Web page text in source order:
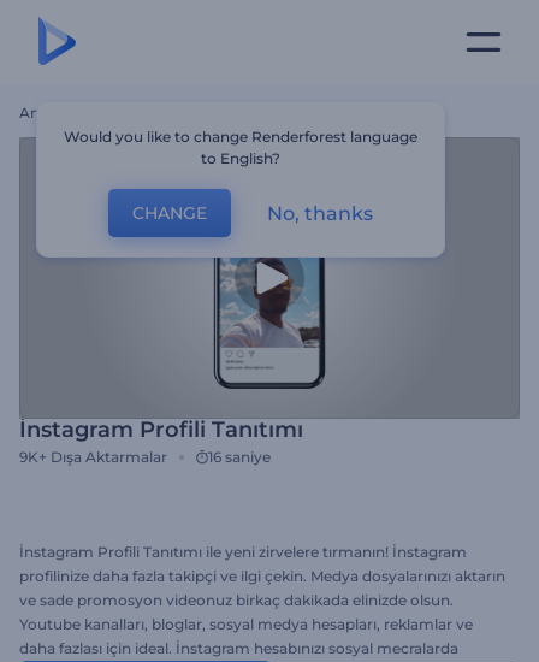
Ana Sayfa
İnstagram Profili Tanıtımı
9K+ Dışa Aktarmalar 16 saniye
İnstagram Profili Tanıtımı ile yeni zirvelere tırmanın! İnstagram
profilinize daha fazla takipçi ve ilgi çekin. Medya dosyalarınızı aktarın
ve sade promosyon videonuz birkaç dakikada elinizde olsun.
Youtube kanalları, bloglar, sosyal medya hesapları, reklamlar ve
daha fazlası için ideal. İnstagram hesabınızı sosyal mecralarda
Would you like to change Renderforest language
to English?
CHANGE No, thanks